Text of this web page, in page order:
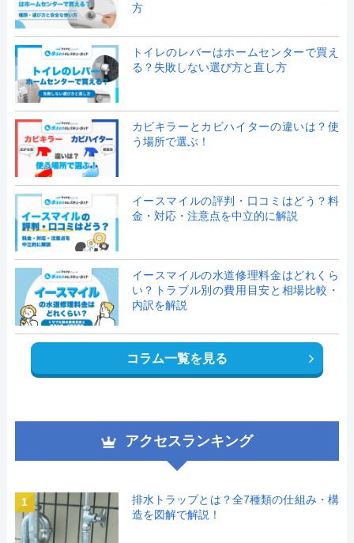
方
トイレのレバーはホームセンターで買え
る？失敗しない選び方と直し方
カビキラーとカビハイターの違いは？使
う場所で選ぶ！
イースマイルの評判・口コミはどう？料
金・対応・注意点を中立的に解説
イースマイルの水道修理料金はどれくら
い？トラブル別の費用目安と相場比較・
内訳を解説
コラム一覧を見る
アクセスランキング
1
排水トラップとは？全7種類の仕組み・構
造を図解で解説！